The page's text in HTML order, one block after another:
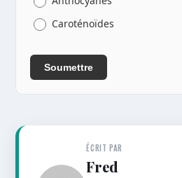
Caroténoïdes
Soumettre
ÉCRIT PAR
Fred